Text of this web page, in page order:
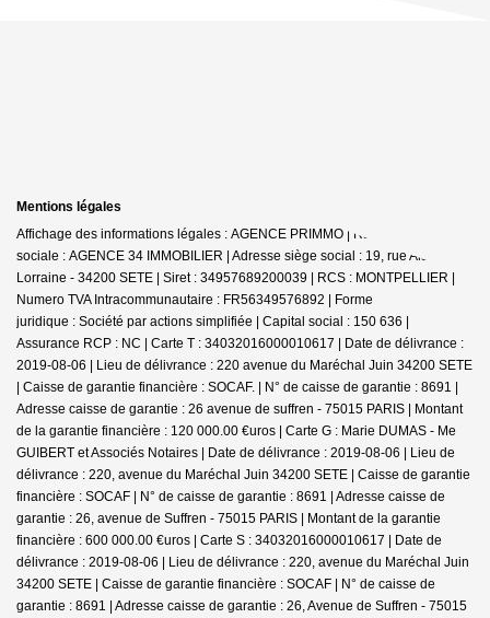
Mentions légales
Affichage des informations légales : AGENCE PRIMMO | Raison
sociale : AGENCE 34 IMMOBILIER | Adresse siège social : 19, rue Alsace
Lorraine - 34200 SETE | Siret : 34957689200039 | RCS : MONTPELLIER |
Numero TVA Intracommunautaire : FR56349576892 | Forme
juridique : Société par actions simplifiée | Capital social : 150 636 |
Assurance RCP : NC | Carte T : 34032016000010617 | Date de délivrance :
2019-08-06 | Lieu de délivrance : 220 avenue du Maréchal Juin 34200 SETE
| Caisse de garantie financière : SOCAF. | N° de caisse de garantie : 8691 |
Adresse caisse de garantie : 26 avenue de suffren - 75015 PARIS | Montant
de la garantie financière : 120 000.00 €uros | Carte G : Marie DUMAS - Me
GUIBERT et Associés Notaires | Date de délivrance : 2019-08-06 | Lieu de
délivrance : 220, avenue du Maréchal Juin 34200 SETE | Caisse de garantie
financière : SOCAF | N° de caisse de garantie : 8691 | Adresse caisse de
garantie : 26, avenue de Suffren - 75015 PARIS | Montant de la garantie
financière : 600 000.00 €uros | Carte S : 34032016000010617 | Date de
délivrance : 2019-08-06 | Lieu de délivrance : 220, avenue du Maréchal Juin
34200 SETE | Caisse de garantie financière : SOCAF | N° de caisse de
garantie : 8691 | Adresse caisse de garantie : 26, Avenue de Suffren - 75015